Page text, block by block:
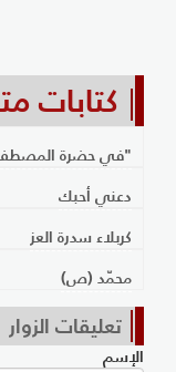
كتابات
"في حضرة
دعني أحبك
كربلاء سدرة العز
محمّد (ص)
تعليقات الزوار
الإسم